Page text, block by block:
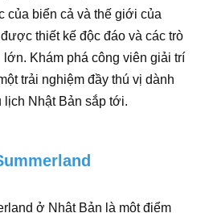
của biển cả và thế giới của
thiết kế độc đáo và các trò
Khám phá công viên giải trí
trải nghiệm đầy thú vị dành
lịch Nhật Bản sắp tới.
ở Nhật Bản là một điểm